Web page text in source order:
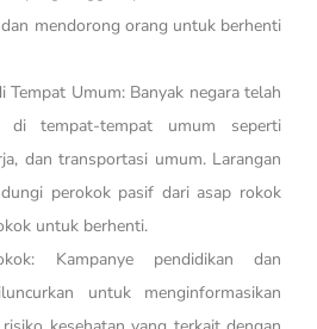
mendorong orang untuk berhenti
Tempat Umum: Banyak negara telah
di tempat-tempat umum seperti
dan transportasi umum. Larangan
perokok pasif dari asap rokok
untuk berhenti.
Kampanye pendidikan dan
untuk menginformasikan